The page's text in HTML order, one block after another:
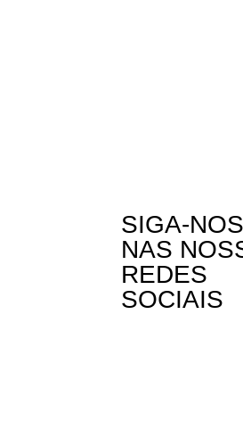
SIGA-NOS
NAS
REDES
SOCIAIS